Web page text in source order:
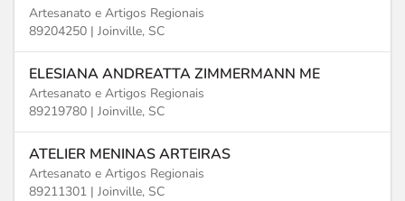
Artesanato e Artigos Regionais
89204250 | Joinville, SC
ELESIANA ANDREATTA ZIMMERMANN ME
Artesanato e Artigos Regionais
89219780 | Joinville, SC
ATELIER MENINAS ARTEIRAS
Artesanato e Artigos Regionais
89211301 | Joinville, SC